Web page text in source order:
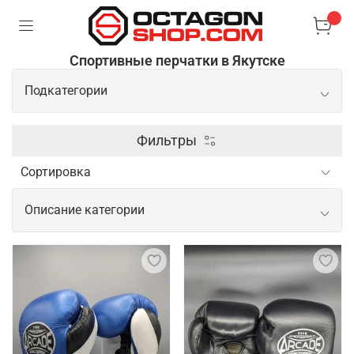
Спортивные перчатки в Якутске
Подкатегории
Боксерские перчатки
Перчатки для ММА
Снарядные перчатки
Фильтры
Описание категории
Спортивные перчатки для активных
тренировок и соревнований
Перчатки для тренировок играют важную роль в
обеспечении комфорта и безопасности
спортсмена. Они защищают руки от мозолей,